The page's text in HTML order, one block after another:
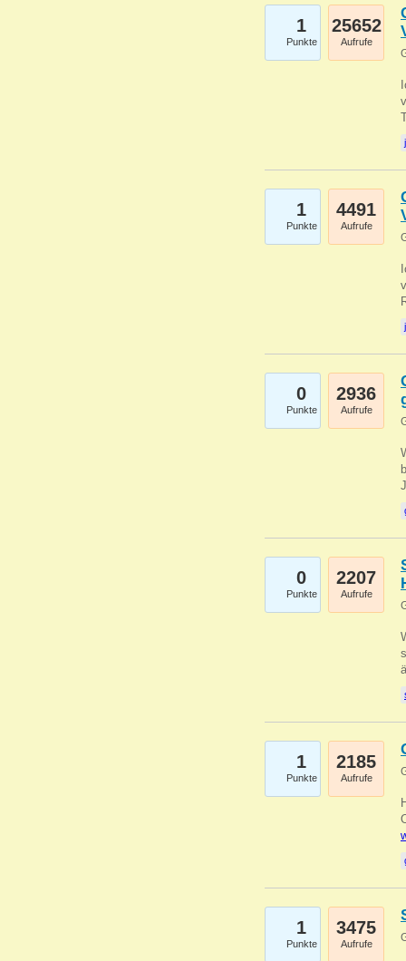
1
Punkte
25652
Aufrufe
1
Punkte
4491
Aufrufe
0
Punkte
2936
Aufrufe
0
Punkte
2207
Aufrufe
1
Punkte
2185
Aufrufe
1
Punkte
3475
Aufrufe